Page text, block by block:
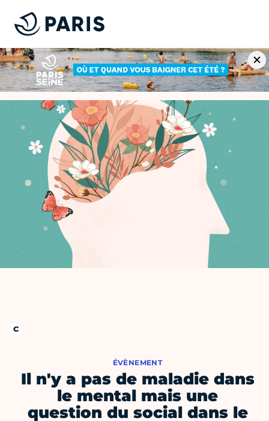
ÉVÈNEMENT
Il n'y a pas de maladie dans
le mental mais une
question du social dans le